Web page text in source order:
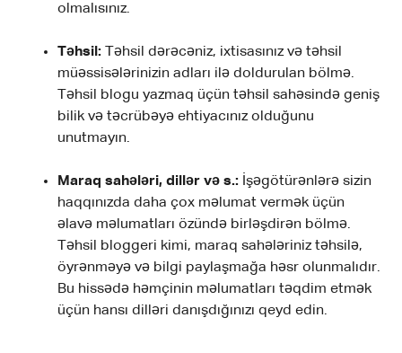
olmalısınız.
Təhsil: Təhsil dərəcəniz, ixtisasınız və təhsil
müəssisələrinizin adları ilə doldurulan bölmə.
Təhsil blogu yazmaq üçün təhsil sahəsində geniş
bilik və təcrübəyə ehtiyacınız olduğunu
unutmayın.
Maraq sahələri, dillər və s.: İşəgötürənlərə sizin
haqqınızda daha çox məlumat vermək üçün
əlavə məlumatları özündə birləşdirən bölmə.
Təhsil bloggeri kimi, maraq sahələriniz təhsilə,
öyrənməyə və bilgi paylaşmağa həsr olunmalıdır.
Bu hissədə həmçinin məlumatları təqdim etmək
üçün hansı dilləri danışdığınızı qeyd edin.